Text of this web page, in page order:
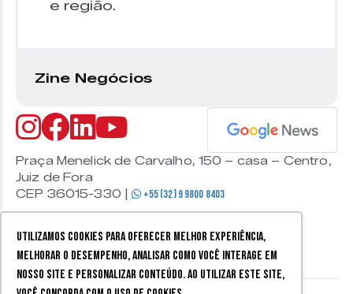
Utilizamos cookies para oferecer melhor experiência,
melhorar o desempenho, analisar como você interage em
nosso site e personalizar conteúdo. Ao utilizar este site,
e região.
Zine Negócios
Praça Menelick de Carvalho, 150 – casa – Centro,
Juiz de Fora
CEP 36015-330 |
+55 (32) 9 9800 8403